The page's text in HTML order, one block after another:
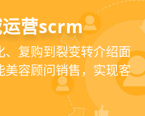
就用美盈易
获客+私域运营增长方
决美业门店拓、留、
方案
销方案组合，200套微
帮助美业商家快速引流
成本实现客源指数级增
营scrm
、复购到裂变转介绍面
美容顾问销售，实现客